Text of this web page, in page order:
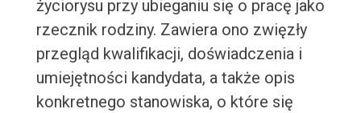
życiorysu przy ubieganiu się o pracę jako
rzecznik rodziny. Zawiera ono zwięzły
przegląd kwalifikacji, doświadczenia i
umiejętności kandydata, a także opis
konkretnego stanowiska, o które się